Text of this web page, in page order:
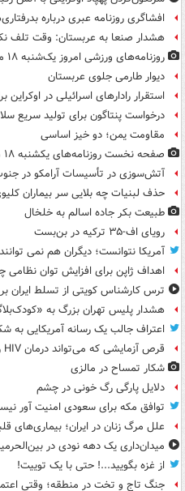
افشاگری روزنامه عبری درباره
هشدار صنعا به عربستان: وقت تلف
روزنامه‌های ورزشی امروز یک‌شنبه ۱۸ مرداد ۱۴۰۵
دیوار طارمی جلوی عربستان
استقرار رادارهای اسرائیلی در
درخواست پنتاگون برای تولید سریع
مقاومت یمن؛ دو خیز اساسی
صفحه نخست روزنامه‌های یکشنبه ۱۸ مرداد ۱۴۰۵
آتش‌سوزی در تأسیسات آرامکو در
حذف لبنیات چه بلایی سر بیماران
طبیعت بکر جاده اسالم به خلخال
رویای اف-۳۵ ترکیه در بن‌بست
آمریکا نتوانست؛ دیگران هم نمی توانند
اهداف ژاپن برای افزایش توان
ترس کارشناس کویتی از تسلط ایران
هشدار پلیس تهران بزرگ به
اعتراف جالب یک رسانه آمریکایی به
قرص آزمایشی که می‌تواند درمان HIV را متحول کند
شکار تمساح در مالزی
دلایل پارگی رگ خونی در چشم
توافق مکه برای سعودی امنیت آور
علل مرگ زنان در ایران؛ بیماری‌های
میدان‌داری یک دهه نودی در
از غزه بگویید...! حتی با یک توییت!
جنگ تاج و تخت در منطقه؛ وقتی